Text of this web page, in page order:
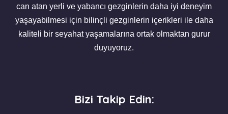
can atan yerli ve yabancı gezginlerin daha iyi deneyim
yaşayabilmesi için bilinçli gezginlerin içerikleri ile daha
kaliteli bir seyahat yaşamalarına ortak olmaktan gurur
duyuyoruz.
Bizi Takip Edin: